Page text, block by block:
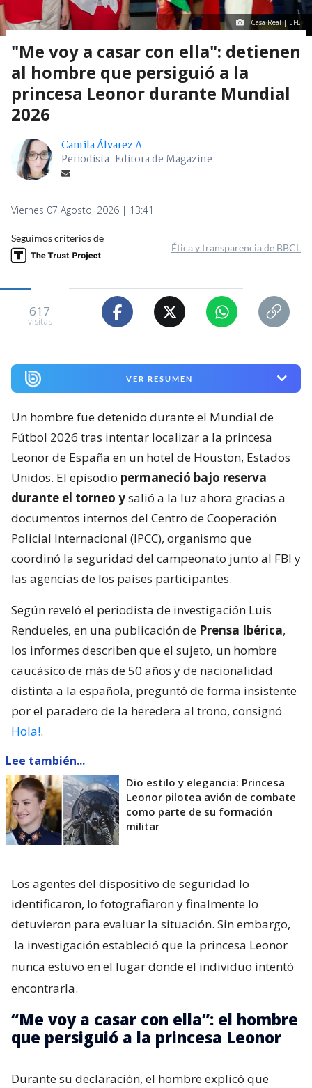
Casa Real | EFE
"Me voy a casar con ella": detienen
al hombre que persiguió a la
princesa Leonor durante Mundial
2026
Camila Álvarez A
Periodista. Editora de Magazine
Viernes 07 Agosto, 2026 | 13:41
Seguimos criterios de
Ética y transparencia de BBCL
617
visitas
VER RESUMEN
Un hombre fue detenido durante el Mundial de
Fútbol 2026 tras intentar localizar a la princesa
Leonor de España en un hotel de Houston, Estados
Unidos. El episodio permaneció bajo reserva
durante el torneo ysalió a la luz ahora gracias a
documentos internos del Centro de Cooperación
Policial Internacional (IPCC), organismo que
coordinó la seguridad del campeonato junto al FBI y
las agencias de los países participantes.
Según reveló el periodista de investigación Luis
Rendueles, en una publicación de Prensa Ibérica,
los informes describen que el sujeto, un hombre
caucásico de más de 50 años y de nacionalidad
distinta a la española, preguntó de forma insistente
por el paradero de la heredera al trono, consignó
Hola!.
Lee también...
Dio estilo y elegancia: Princesa
Leonor pilotea avión de combate
como parte de su formación
militar
Los agentes del dispositivo de seguridad lo
identificaron, lo fotografiaron y finalmente lo
detuvieron para evaluar la situación. Sin embargo,
la investigación estableció que la princesa Leonor
nunca estuvo en el lugar donde el individuo intentó
encontrarla.
“Me voy a casar con ella”: el hombre
que persiguió a la princesa Leonor
Durante su declaración, el hombre explicó que